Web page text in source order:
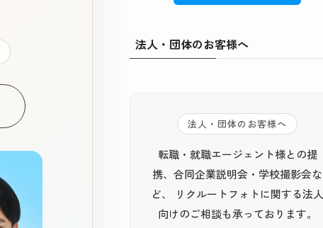
法人・団体のお客様へ
法人・団体のお客様へ
転職・就職エージェント様との提
携、合同企業説明会・学校撮影会な
ど、 リクルートフォトに関する法人
向けのご相談も承っております。